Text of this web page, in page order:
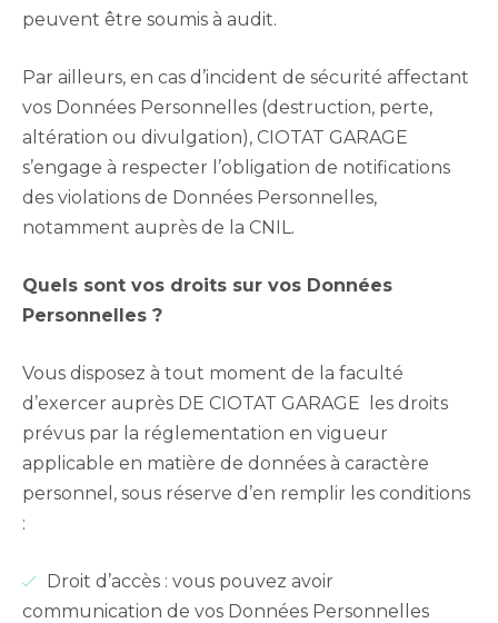
peuvent être soumis à audit.
Par ailleurs, en cas d’incident de sécurité affectant
vos Données Personnelles (destruction, perte,
altération ou divulgation), CIOTAT GARAGE
s’engage à respecter l’obligation de notifications
des violations de Données Personnelles,
notamment auprès de la CNIL.
Quels sont vos droits sur vos Données
Personnelles ?
Vous disposez à tout moment de la faculté
d’exercer auprès DE CIOTAT GARAGE les droits
prévus par la réglementation en vigueur
applicable en matière de données à caractère
personnel, sous réserve d’en remplir les conditions
:
Droit d’accès : vous pouvez avoir
communication de vos Données Personnelles